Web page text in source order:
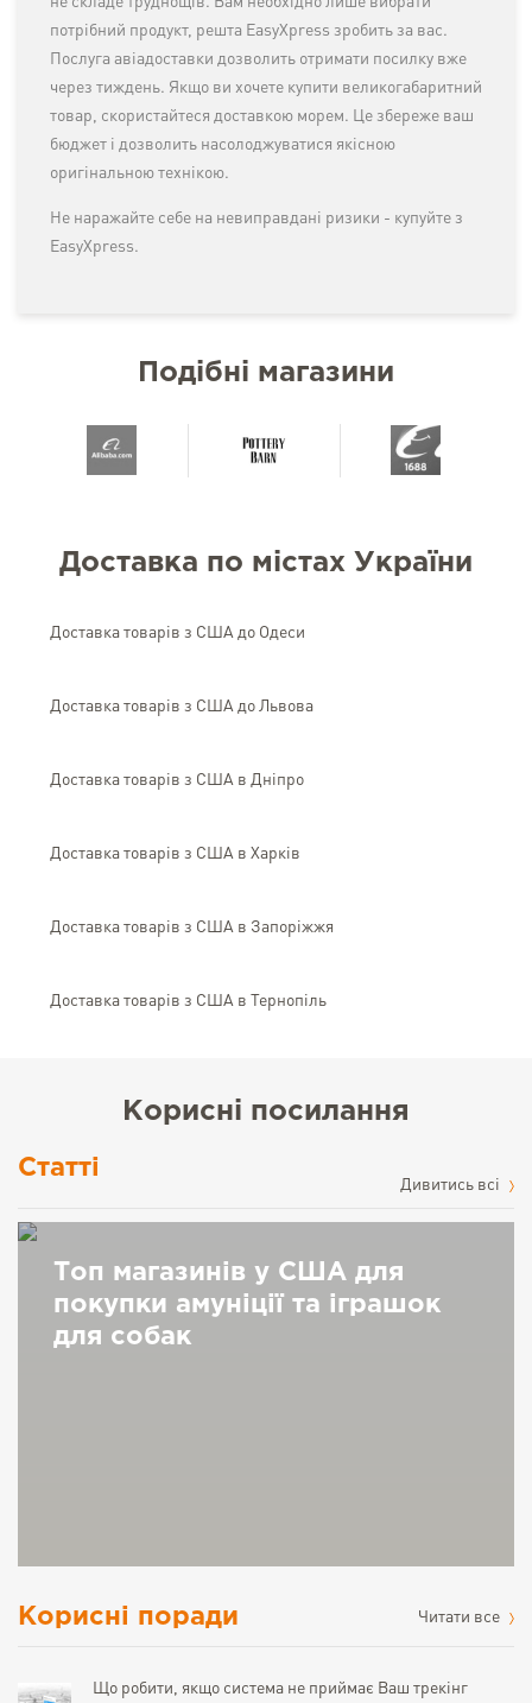
потрібний продукт, решта EasyXpress зробить за вас.
Послуга авіадоставки дозволить отримати посилку вже
через тиждень. Якщо ви хочете купити великогабаритний
товар, скористайтеся доставкою морем. Це збереже ваш
бюджет і дозволить насолоджуватися якісною
оригінальною технікою.
Не наражайте себе на невиправдані ризики - купуйте з
EasyXpress.
Подібні магазини
Доставка по містах України
Доставка товарів з США до Одеси
Доставка товарів з США до Львова
Доставка товарів з США в Дніпро
Доставка товарів з США в Харків
Доставка товарів з США в Запоріжжя
Доставка товарів з США в Тернопіль
Корисні посилання
Статті
Дивитись всі
Топ магазинів у США для
покупки амуніції та іграшок
для собак
Корисні поради Читати все
Що робити, якщо система не приймає Ваш трекінг